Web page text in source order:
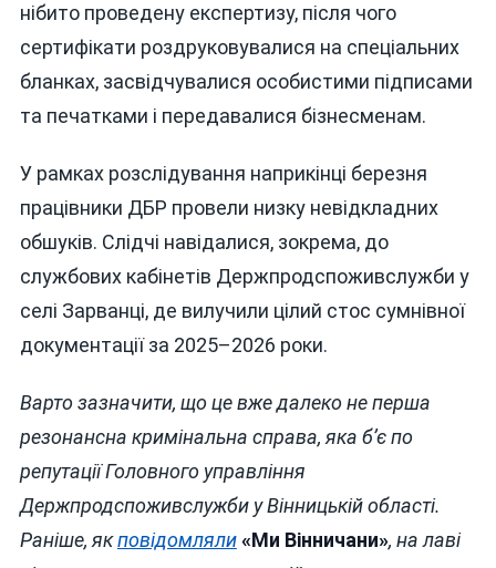
нібито проведену експертизу, після чого
сертифікати роздруковувалися на спеціальних
бланках, засвідчувалися особистими підписами
та печатками і передавалися бізнесменам.
У рамках розслідування наприкінці березня
працівники ДБР провели низку невідкладних
обшуків. Слідчі навідалися, зокрема, до
службових кабінетів Держпродспоживслужби у
селі Зарванці, де вилучили цілий стос сумнівної
документації за 2025–2026 роки.
Варто зазначити, що це вже далеко не перша
резонансна кримінальна справа, яка б’є по
репутації Головного управління
Держпродспоживслужби у Вінницькій області.
Раніше, якповідомляли«Ми Вінничани», на лаві